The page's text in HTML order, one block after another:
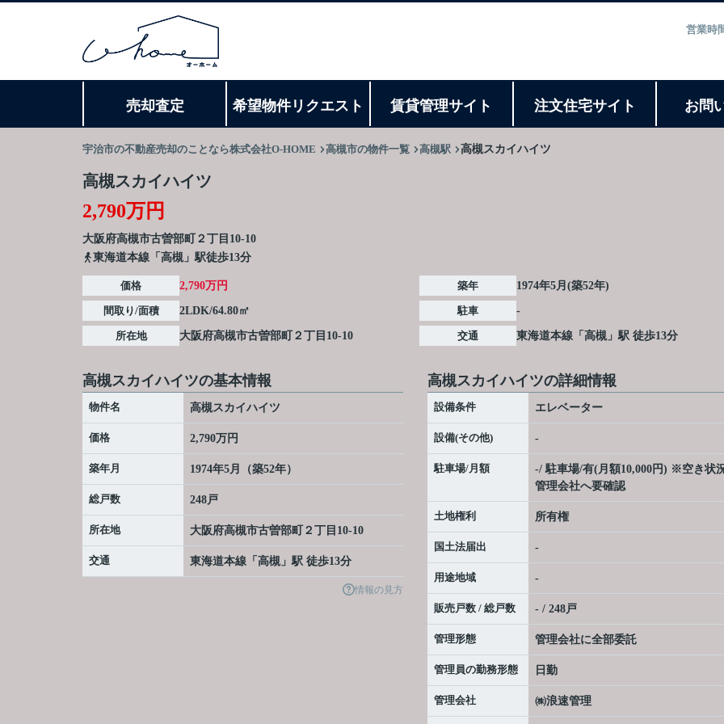
営業時
売却査定 希望物件リクエスト 賃貸管理サイト 注文住宅サイト お問
宇治市の不動産売却のことなら株式会社O-HOME 高槻市の物件一覧 高槻駅 高槻スカイハイツ
高槻スカイハイツ
2,790万円
大阪府高槻市古曽部町
２丁目10-10
東海道本線「高槻」駅徒歩13分
価格 2,790万円
間取り/面積 2LDK/64.80㎡
所在地 大阪府高槻市古曽部町 ２丁目10-10
築年 1974年5月(築52年)
駐車 -
交通 東海道本線 「 高槻 」駅 徒歩13分
高槻スカイハイツの基本情報
物件名 高槻スカイハイツ
価格 2,790万円
築年月 1974年5月（築52年）
総戸数 248戸
所在地 大阪府高槻市古曽部町 ２丁目10-10
交通 東海道本線 「 高槻 」駅 徒歩13分
情報の見方
高槻スカイハイツの詳細情報
設備条件 エレベーター
設備(その他) -
駐車場/月額
-/ 駐車場/有(月額10,000円) ※空き状
管理会社へ要確認
土地権利 所有権
国土法届出 -
用途地域 -
販売戸数 / 総戸数 - / 248戸
管理形態 管理会社に全部委託
管理員の勤務形態 日勤
管理会社 ㈱浪速管理